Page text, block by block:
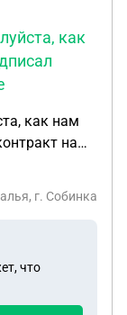
как
как нам
на
на
, а неё
г. Собинка
что